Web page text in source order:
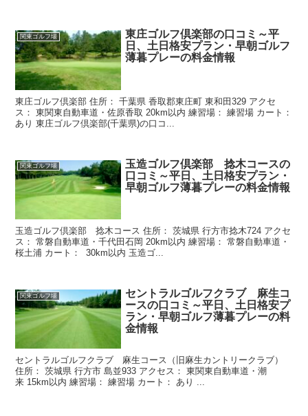
関東ゴルフ場
東庄ゴルフ倶楽部の口コミ～平
日、土日格安プラン・早朝ゴルフ
薄暮プレーの料金情報
東庄ゴルフ倶楽部 住所： 千葉県 香取郡東庄町 東和田329 アクセ
ス： 東関東自動車道・佐原香取 20km以内 練習場： 練習場 カート：
あり 東庄ゴルフ倶楽部(千葉県)の口コ...
関東ゴルフ場
玉造ゴルフ倶楽部 捻木コースの
口コミ～平日、土日格安プラン・
早朝ゴルフ薄暮プレーの料金情報
玉造ゴルフ倶楽部 捻木コース 住所： 茨城県 行方市捻木724 アクセ
ス： 常磐自動車道・千代田石岡 20km以内 練習場： 常磐自動車道・
桜土浦 カート： 30km以内 玉造ゴ...
関東ゴルフ場
セントラルゴルフクラブ 麻生コ
ースの口コミ～平日、土日格安プ
ラン・早朝ゴルフ薄暮プレーの料
金情報
セントラルゴルフクラブ 麻生コース（旧麻生カントリークラブ）
住所： 茨城県 行方市 島並933 アクセス： 東関東自動車道・潮
来 15km以内 練習場： 練習場 カート： あり ...